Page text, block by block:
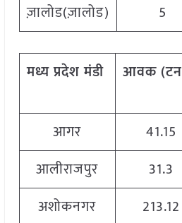
ज़ालोड(ज़ालोड)
5
मध्यप्रदेशमंडी आवक(टन
आगर 41.15
आलीराजपुर
31.3
अशोकनगर
213.12